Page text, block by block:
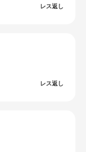
レス返し
レス返し